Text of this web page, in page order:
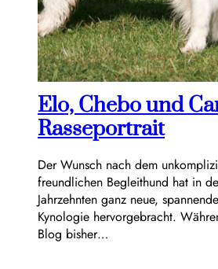
Elo, Chebo und
Rasseportrait
Der Wunsch nach dem
freundlichen Begleithund hat in
Jahrzehnten ganz neue,
Kynologie hervorgebracht.
Blog bisher…